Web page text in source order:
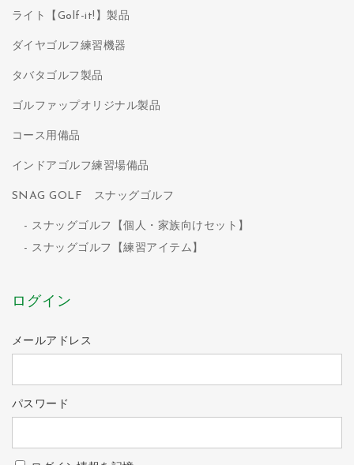
ライト【Golf-it!】製品
ダイヤゴルフ練習機器
タバタゴルフ製品
ゴルファップオリジナル製品
コース用備品
インドアゴルフ練習場備品
SNAG GOLF スナッグゴルフ
スナッグゴルフ【個人・家族向けセット】
スナッグゴルフ【練習アイテム】
ログイン
メールアドレス
パスワード